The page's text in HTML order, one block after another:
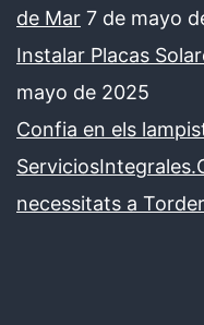
de Mar 7 de mayo
Instalar Placas
mayo de 2025
Confia en els
necessitats a